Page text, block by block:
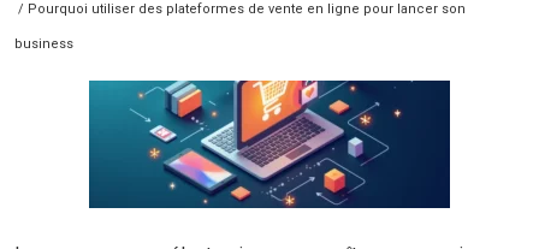
/ Pourquoi utiliser des plateformes de vente en ligne pour lancer son
business